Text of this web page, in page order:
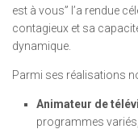
est à vous” l’a rendue
contagieux et sa
dynamique.
Parmi ses réalisations
Animateur de
programmes